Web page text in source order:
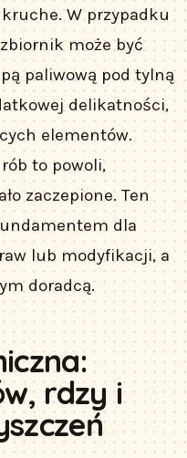
W przypadku
może być
paliwową pod tylną
delikatności,
elementów.
to powoli,
zaczepione. Ten
dla
lub modyfikacji, a
doradcą.
rdzy i